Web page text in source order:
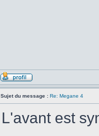
Sujet du message : Re: Megane 4
L'avant est